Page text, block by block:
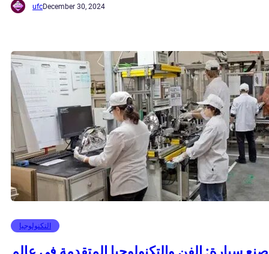
ufcDecember 30, 2024
التكنولوجيا